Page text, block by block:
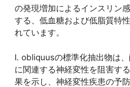
の発現増加によるインスリン
する、低血糖および低脂質特
れています。
I. obliquusの標準化抽出物は
に関連する神経変性を阻害す
果を示し、神経変性疾患の予